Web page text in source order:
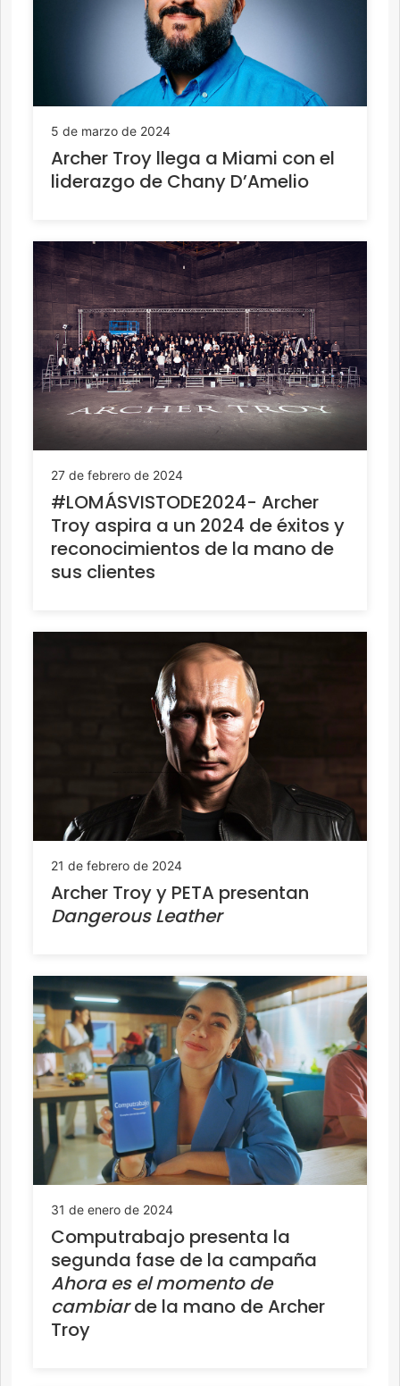
5 de marzo de 2024
Archer Troy llega a Miami con el
liderazgo de Chany D’Amelio
27 de febrero de 2024
#LOMÁSVISTODE2024- Archer
Troy aspira a un 2024 de éxitos y
reconocimientos de la mano de
sus clientes
21 de febrero de 2024
Archer Troy y PETA presentan
Dangerous Leather
31 de enero de 2024
Computrabajo presenta la
segunda fase de la campaña
Ahora es el momento de
cambiarde la mano de Archer
Troy